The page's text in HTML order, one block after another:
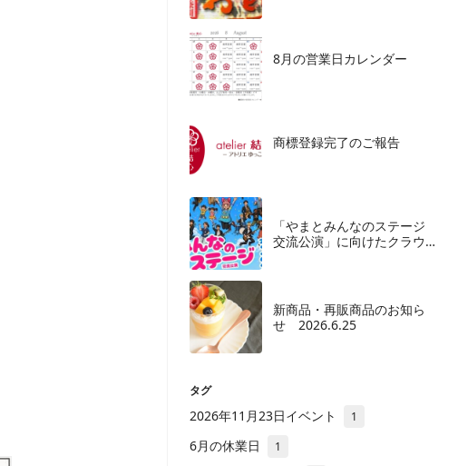
8月の営業日カレンダー
商標登録完了のご報告
「やまとみんなのステージ
交流公演」に向けたクラウ
新商品・再販商品のお知ら
せ 2026.6.25
タグ
2026年11月23日イベント 1
6月の休業日 1